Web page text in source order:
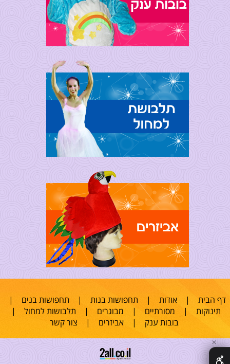
דף הבית |אודות | תחפושות בנות | תחפושות בנים |
תינוקות | מסורתיים | מבוגרים | תלבושות למחול |
בובות ענק |אביזרים | צור קשר
✕